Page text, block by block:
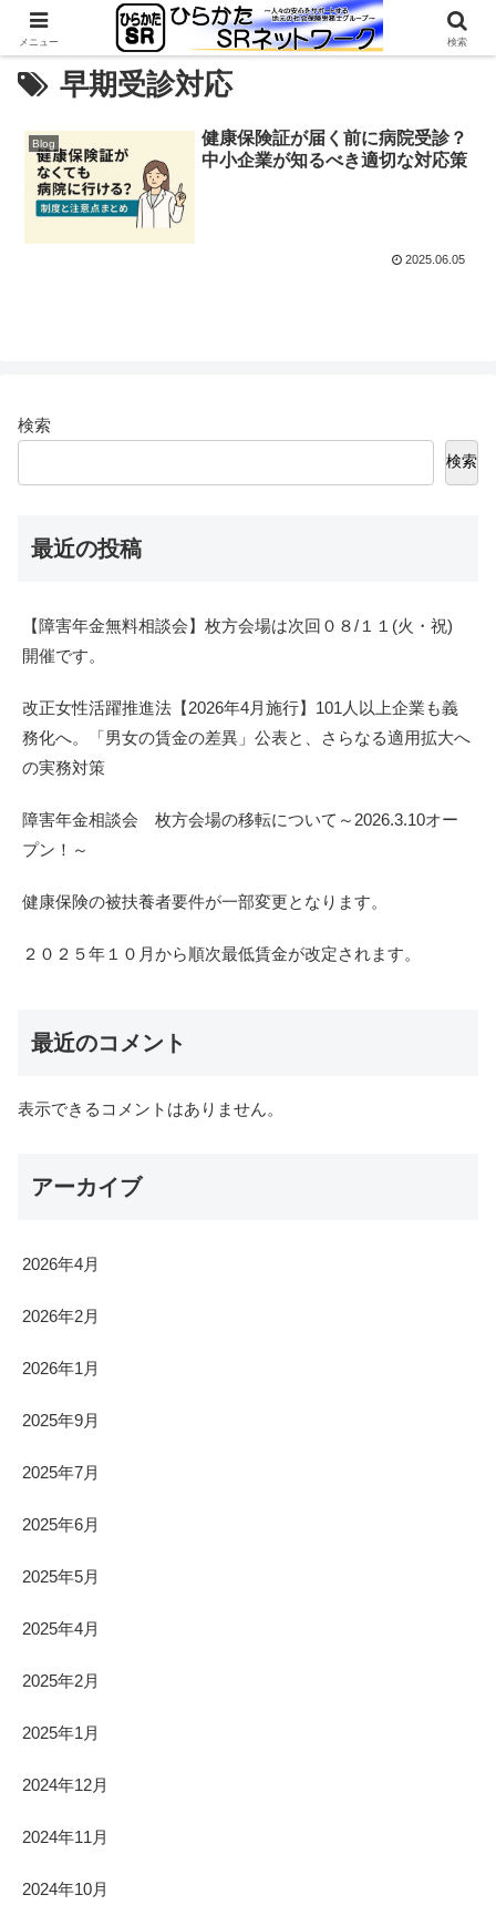
早期受診対応
Blog
健康保険証が届く前に病院受診？
中小企業が知るべき適切な対応策
2025.06.05
検索
検索
最近の投稿
【障害年金無料相談会】枚方会場は次回０８/１１(火・祝)
開催です。
改正女性活躍推進法【2026年4月施行】101人以上企業も義
務化へ。「男女の賃金の差異」公表と、さらなる適用拡大へ
の実務対策
障害年金相談会 枚方会場の移転について～2026.3.10オー
プン！～
健康保険の被扶養者要件が一部変更となります。
２０２５年１０月から順次最低賃金が改定されます。
最近のコメント
表示できるコメントはありません。
アーカイブ
2026年4月
2026年2月
2026年1月
2025年9月
2025年7月
2025年6月
2025年5月
2025年4月
2025年2月
2025年1月
2024年12月
2024年11月
2024年10月
メニュー 検索